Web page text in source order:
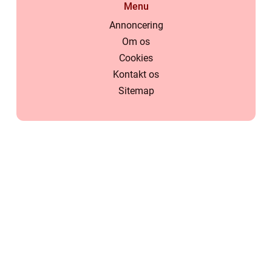
Menu
Annoncering
Om os
Cookies
Kontakt os
Sitemap